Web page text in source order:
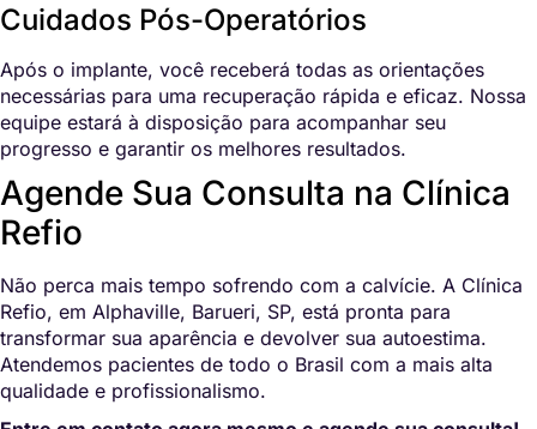
Cuidados Pós-Operatórios
Após o implante, você receberá todas as orientações
necessárias para uma recuperação rápida e eficaz. Nossa
equipe estará à disposição para acompanhar seu
progresso e garantir os melhores resultados.
Agende Sua Consulta na Clínica
Refio
Não perca mais tempo sofrendo com a calvície. A Clínica
Refio, em Alphaville, Barueri, SP, está pronta para
transformar sua aparência e devolver sua autoestima.
Atendemos pacientes de todo o Brasil com a mais alta
qualidade e profissionalismo.